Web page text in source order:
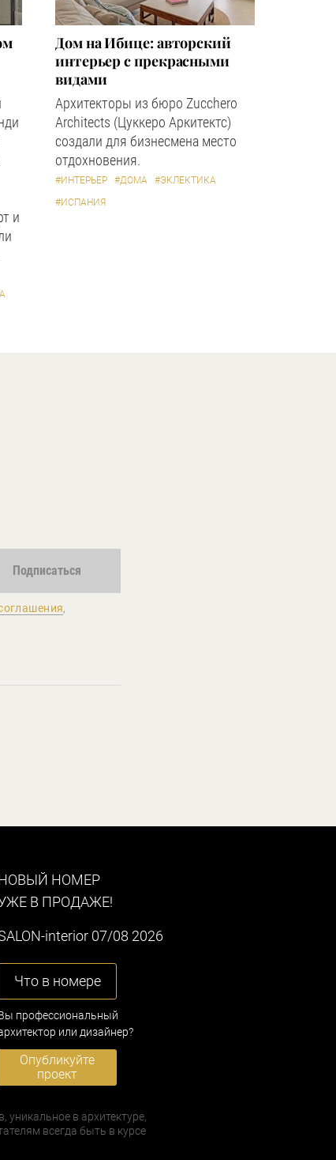
и
Дом на Ибице: авторский
интерьер с прекрасными
видами
Архитекторы из бюро Zucchero
Architects (Цуккеро Аркитектс)
создали для бизнесмена место
отдохновения.
#ИНТЕРЬЕР #ДОМА
#ЭКЛЕКТИКА
#ИСПАНИЯ
Подписаться
,
НОМЕР
В ПРОДАЖЕ!
interior 07/08 2026
Что в номере
профессиональный
или дизайнер?
Опубликуйте
проект
уникальное в архитектуре,
всегда быть в курсе